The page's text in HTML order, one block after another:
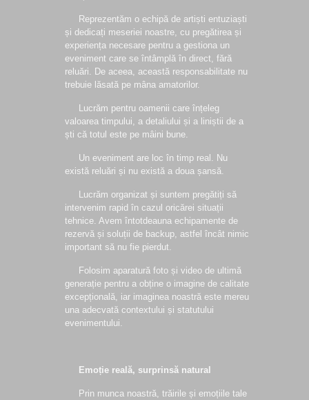
Reprezentăm o echipă de artiști entuziaști
și dedicați meseriei noastre, cu pregătirea și
experiența necesare pentru a gestiona un
eveniment care se întâmplă în direct, fără
reluări. De aceea, această responsabilitate nu
trebuie lăsată pe mâna amatorilor.
Lucrăm pentru oamenii care înțeleg
valoarea timpului, a detaliului și a liniștii de a
ști că totul este pe mâini bune.
Un eveniment are loc în timp real. Nu
există reluări și nu există a doua șansă.
Lucrăm organizat și suntem pregătiți să
intervenim rapid în cazul oricărei situații
tehnice. Avem întotdeauna echipamente de
rezervă și soluții de backup, astfel încât nimic
important să nu fie pierdut.
Folosim aparatură foto și video de ultimă
generație pentru a obține o imagine de calitate
excepțională, iar imaginea noastră este mereu
una adecvată contextului și statutului
evenimentului.
Emoție reală, surprinsă natural
Prin munca noastră, trăirile și emoțiile tale